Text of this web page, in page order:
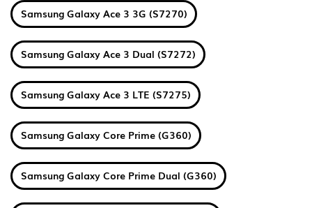
Samsung Galaxy Ace 3 3G (S7270)
Samsung Galaxy Ace 3 Dual (S7272)
Samsung Galaxy Ace 3 LTE (S7275)
Samsung Galaxy Core Prime (G360)
Samsung Galaxy Core Prime Dual (G360)